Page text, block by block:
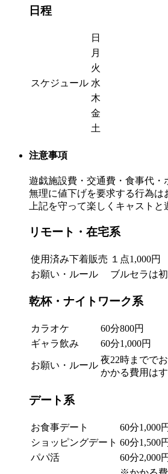
日程
スケジュール
日
月
火
水
木
金
土
注意事項
遊戯施設費・交通費・食事代・
無理に値下げを要求する行為は
上記を守って楽しくキャストと
リモート・在宅系
使用済み下着販売 １点1,000円
お願い・ルール
ブルセラは
乾杯・ナイトワーク系
カラオケ
60分800円
ギャラ飲み
60分1,000円
お願い・ルール
夜22時までで
かかる費用は
デート系
お食事デート
60分1,000円
ショッピングデート 60分1,500円
パパ活
60分2,000円